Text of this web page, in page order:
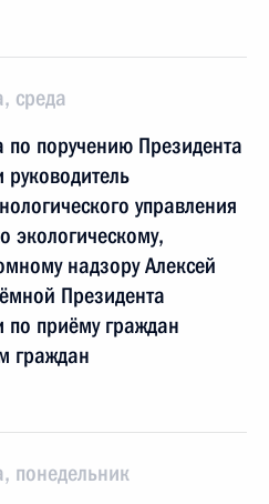
среда
поручению Президента
управления
экологическому,
надзору Алексей
Президента
по приёму граждан
граждан
понедельник